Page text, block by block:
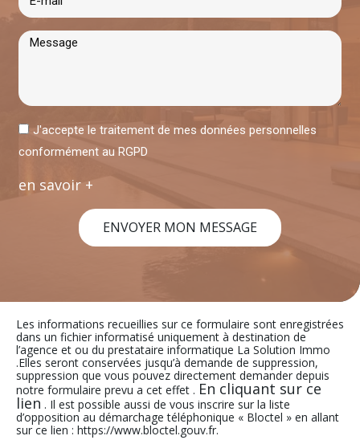
J'accepte le traitement de mes données personnelles
conformément au RGPD
en savoir +
ENVOYER MON MESSAGE
Les informations recueillies sur ce formulaire sont enregistrées
dans un fichier informatisé uniquement à destination de
l’agence et ou du prestataire informatique La Solution Immo
.Elles seront conservées jusqu’à demande de suppression,
suppression que vous pouvez directement demander depuis
notre formulaire prevu a cet effet . En cliquant sur ce
lien . Il est possible aussi de vous inscrire sur la liste
d’opposition au démarchage téléphonique « Bloctel » en allant
sur ce lien : https://www.bloctel.gouv.fr.